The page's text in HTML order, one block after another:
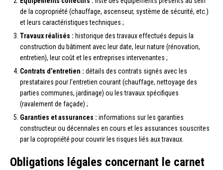
de la copropriété (chauffage, ascenseur, système de sécurité, etc.)
et leurs caractéristiques techniques ;
Travaux réalisés : historique des travaux effectués depuis la
construction du bâtiment avec leur date, leur nature (rénovation,
entretien), leur coût et les entreprises intervenantes ;
Contrats d’entretien : détails des contrats signés avec les
prestataires pour l’entretien courant (chauffage, nettoyage des
parties communes, jardinage) ou les travaux spécifiques
(ravalement de façade) ;
Garanties et assurances : informations sur les garanties
constructeur ou décennales en cours et les assurances souscrites
par la copropriété pour couvrir les risques liés aux travaux.
Obligations légales concernant le carnet